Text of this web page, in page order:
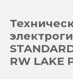
RW LAKE